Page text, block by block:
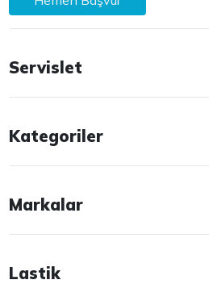
Servislet
Kategoriler
Markalar
Lastik